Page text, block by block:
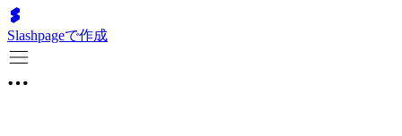
Slashpageで作成